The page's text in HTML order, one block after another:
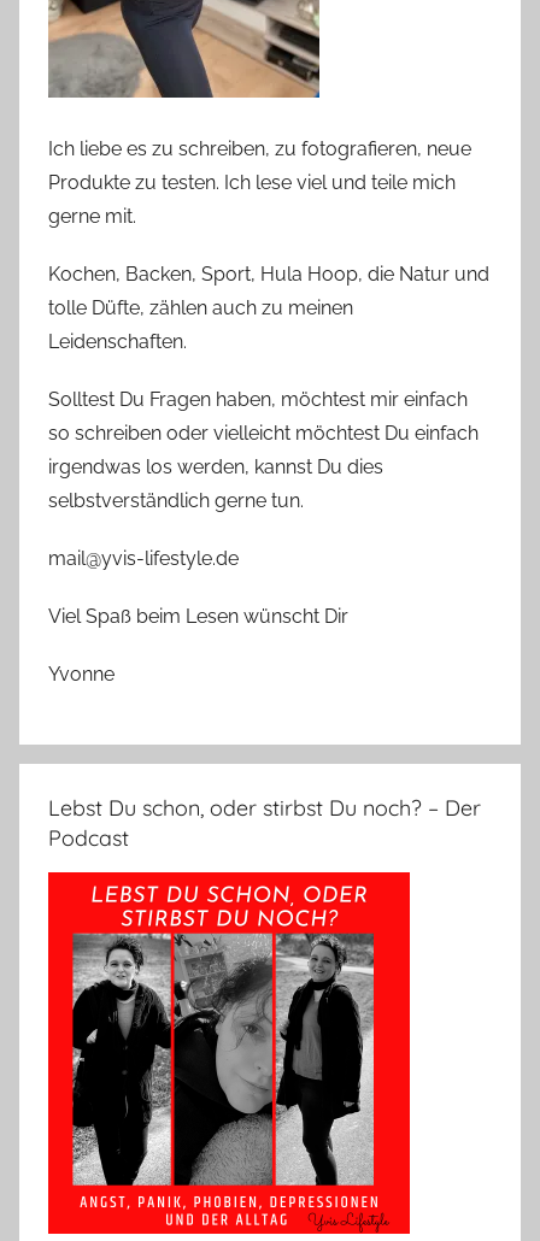
Ich liebe es zu schreiben, zu fotografieren, neue
Produkte zu testen. Ich lese viel und teile mich
gerne mit.
Kochen, Backen, Sport, Hula Hoop, die Natur und
tolle Düfte, zählen auch zu meinen
Leidenschaften.
Solltest Du Fragen haben, möchtest mir einfach
so schreiben oder vielleicht möchtest Du einfach
irgendwas los werden, kannst Du dies
selbstverständlich gerne tun.
mail@yvis-lifestyle.de
Viel Spaß beim Lesen wünscht Dir
Yvonne
Lebst Du schon, oder stirbst Du noch? – Der
Podcast